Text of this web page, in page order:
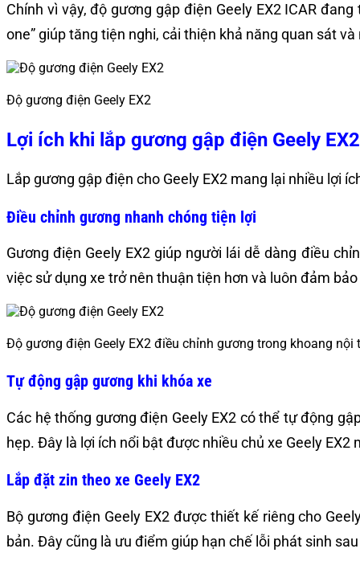
Chính vì vậy, độ gương gập điện Geely EX2 ICAR
one” giúp tăng tiện nghi, cải thiện khả năng quan sát
Độ gương điện Geely EX2
Lợi ích khi lắp gương gập điện Geely
Lắp gương gập điện cho Geely EX2 mang lại nhiều lợi
Điều chỉnh gương nhanh chóng tiện lợi
Gương điện Geely EX2 giúp người lái dễ dàng điều
việc sử dụng xe trở nên thuận tiện hơn và luôn đảm
Độ gương điện Geely EX2 điều chỉnh gương trong khoang nội
Tự động gập gương khi khóa xe
Các hệ thống gương điện Geely EX2 có thể tự động
hẹp. Đây là lợi ích nổi bật được nhiều chủ xe Geely
Lắp đặt zin theo xe Geely EX2
Bộ gương điện Geely EX2 được thiết kế riêng cho
bản. Đây cũng là ưu điểm giúp hạn chế lỗi phát sinh